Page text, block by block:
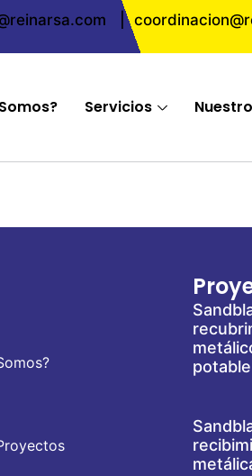
|
Servicios
potable